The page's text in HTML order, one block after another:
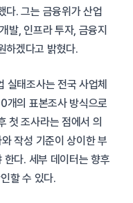
다. 그는 금융위가 산업
발, 인프라 투자, 금융지
하겠다고 밝혔다.
태조사는 전국 사업체
개의 표본조사 방식으로
첫 조사라는 점에서 의
작성 기준이 상이한 부
다. 세부 데이터는 향후
할 수 있다.